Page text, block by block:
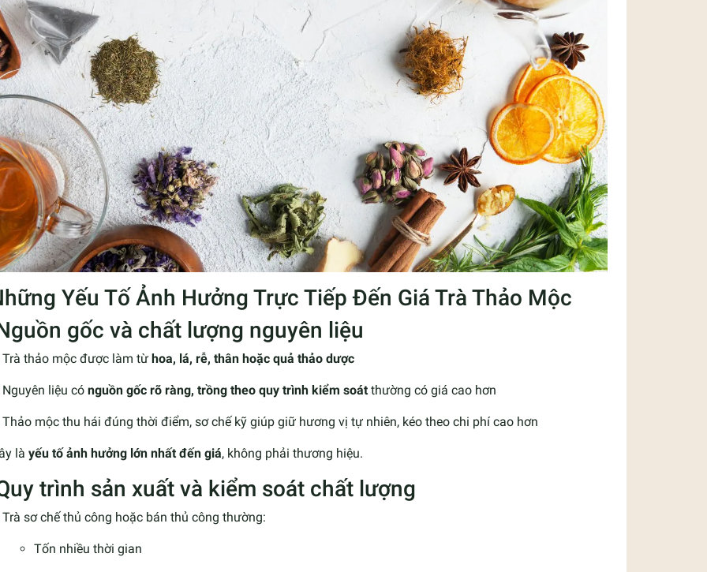
Yếu Tố Ảnh Hưởng Trực Tiếp Đến Giá Trà Thảo Mộc
gốc và chất lượng nguyên liệu
Trà thảo mộc được làm từ hoa, lá, rễ, thân hoặc quả thảo dược
Nguyên liệu có nguồn gốc rõ ràng, trồng theo quy trình kiểm soátthường có giá cao hơn
Thảo mộc thu hái đúng thời điểm, sơ chế kỹ giúp giữ hương vị tự nhiên, kéo theo chi phí cao hơn
là yếu tố ảnh hưởng lớn nhất đến giá, không phải thương hiệu.
trình sản xuất và kiểm soát chất lượng
Trà sơ chế thủ công hoặc bán thủ công thường:
Tốn nhiều thời gian